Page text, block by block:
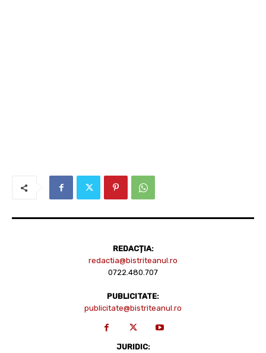
REDACȚIA:
redactia@bistriteanul.ro
0722.480.707
PUBLICITATE:
publicitate@bistriteanul.ro
JURIDIC: